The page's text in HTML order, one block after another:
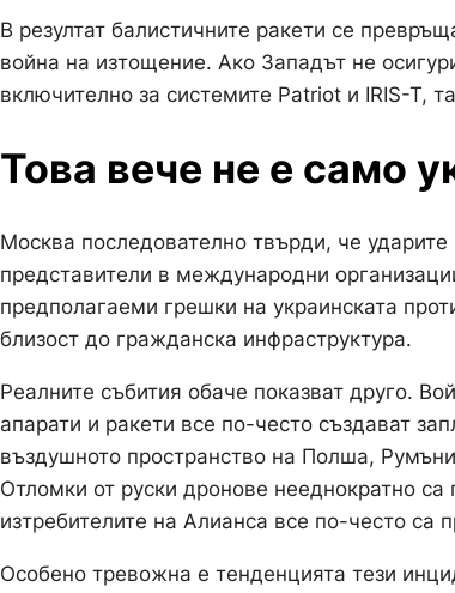
В резултат балистичните ракети се
война на изтощение. Ако Западът не
включително за системите Patriot и IRIS-T,
Това вече не е само
Москва последователно твърди, че
представители в международни
предполагаеми грешки на украинската
близост до гражданска инфраструктура.
Реалните събития обаче показват друго.
апарати и ракети все по-често създават
въздушното пространство на Полша,
Отломки от руски дронове нееднократно
изтребителите на Алианса все по-често са
Особено тревожна е тенденцията тези